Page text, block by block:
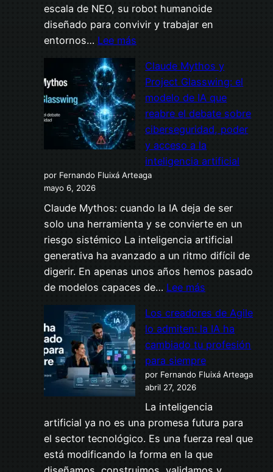
escala de NEO, su robot humanoide
diseñado para convivir y trabajar en
entornos… Lee más
pisa
acelerador:
fabricación
masiva
de
NEO
es
una
realidad
Claude Mythos y
Project Glasswing: el
modelo de IA que
reabre el debate sobre
ciberseguridad, poder
y acceso a la
inteligencia artificial
por Fernando Fluixá Arteaga
mayo 6, 2026
Claude Mythos: cuando la IA deja de ser
solo una herramienta y se convierte en un
riesgo sistémico La inteligencia artificial
generativa ha avanzado a un ritmo difícil de
digerir. En apenas unos años hemos pasado
de modelos capaces de… Lee más
Mythos
y
Project
Glasswing:
el
de
IA
que
reabre
Los creadores de Agile
lo admiten: la IA ha
cambiado tu profesión
para siempre
por Fernando Fluixá Arteaga
abril 27, 2026
La inteligencia
artificial ya no es una promesa futura para
el sector tecnológico. Es una fuerza real que
está modificando la forma en la que